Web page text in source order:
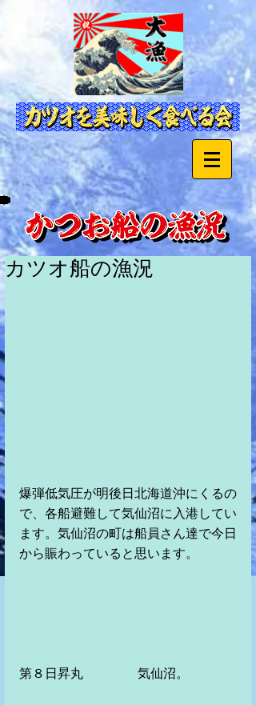
カツオ船の漁況
爆弾低気圧が明後日北海道沖にくるの
で、各船避難して気仙沼に入港してい
ます。気仙沼の町は船員さん達で今日
から賑わっていると思います。
第８日昇丸　　　　 気仙沼。